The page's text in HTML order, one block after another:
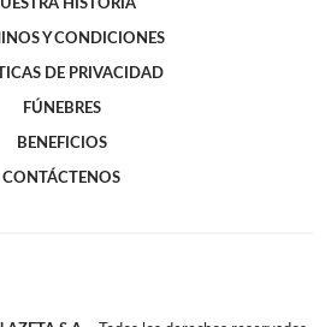
HISTORIA
Y CONDICIONES
DE PRIVACIDAD
FÚNEBRES
BENEFICIOS
CONTÁCTENOS